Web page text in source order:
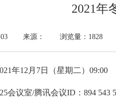
2021年
来源： 浏览量：1828
年12 月 7日（星期二） 09:00
会议室/腾讯会议ID ： 894 543